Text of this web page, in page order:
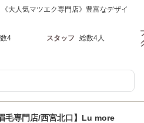
大人気マツエク専門店》豊富なデザイ
4 スタッフ 総数4人
毛専門店/西宮北口】Lu more